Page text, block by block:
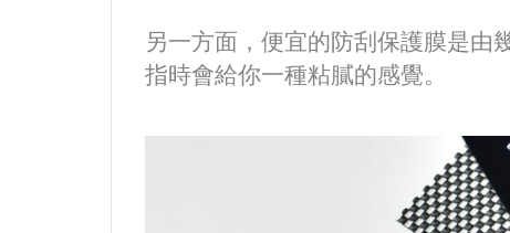
另一方面，便宜的防刮保護膜是由
指時會給你一種粘膩的感覺。